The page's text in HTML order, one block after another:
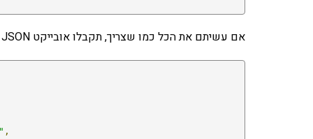
אם עשיתם את הכל כמו שצריך, תקבלו אובייקט JSON ארוך כאורך הגלות (בהתאם למספר הדפים שאתם מנהלים)
,